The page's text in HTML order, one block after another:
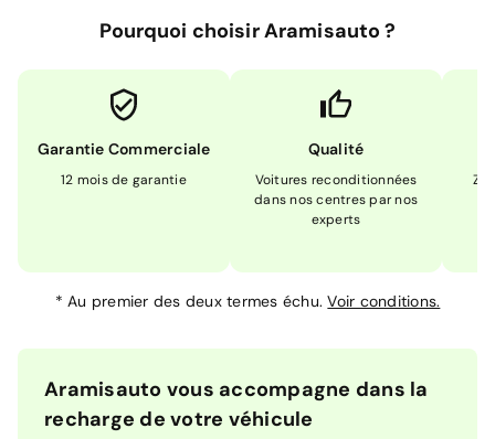
Pourquoi choisir Aramisauto ?
Garantie Commerciale
12 mois de garantie
Qualité
Voitures reconditionnées
dans nos centres par nos
experts
*Au premier des deux termes échu.Voir conditions.
Aramisauto vous accompagne dans la
recharge de votre véhicule